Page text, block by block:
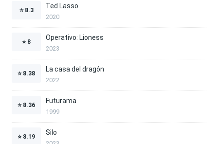
⭐ 8.3
Ted Lasso
2020
⭐ 8
Operativo: Lioness
2023
⭐ 8.38
La casa del dragón
2022
⭐ 8.36
Futurama
1999
⭐ 8.19
Silo